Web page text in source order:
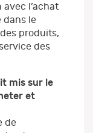
l’achat
dans le
produits,
des
mis sur le
et
de